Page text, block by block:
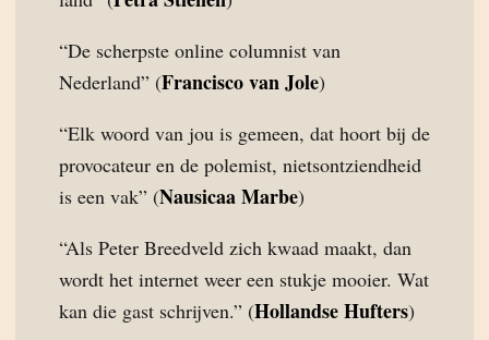
“De scherpste online columnist van
Nederland” (Francisco van Jole)
“Elk woord van jou is gemeen, dat hoort bij de
provocateur en de polemist, nietsontziendheid
is een vak” (Nausicaa Marbe)
“Als Peter Breedveld zich kwaad maakt, dan
wordt het internet weer een stukje mooier. Wat
kan die gast schrijven.” (Hollandse Hufters)